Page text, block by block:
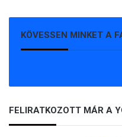
KÖVESSEN MINKET A
FELIRATKOZOTT MÁR A